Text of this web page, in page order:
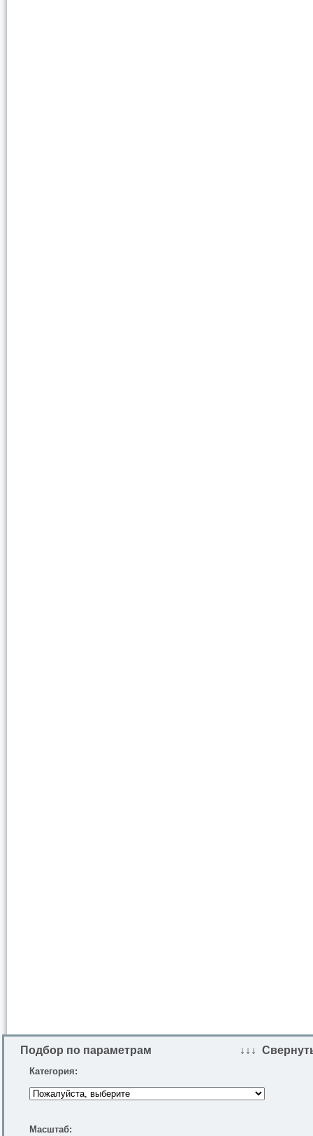
Подбор по параметрам ↓↓↓
Категория:
Масштаб: